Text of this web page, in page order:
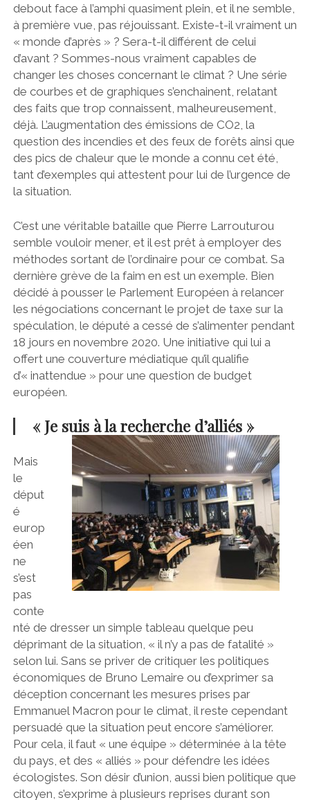
debout face à l’amphi quasiment plein, et il ne semble,
à première vue, pas réjouissant. Existe-t-il vraiment un
« monde d’après » ? Sera-t-il différent de celui
d’avant ? Sommes-nous vraiment capables de
changer les choses concernant le climat ? Une série
de courbes et de graphiques s’enchainent, relatant
des faits que trop connaissent, malheureusement,
déjà. L’augmentation des émissions de CO2, la
question des incendies et des feux de forêts ainsi que
des pics de chaleur que le monde a connu cet été,
tant d’exemples qui attestent pour lui de l’urgence de
la situation.
C’est une véritable bataille que Pierre Larrouturou
semble vouloir mener, et il est prêt à employer des
méthodes sortant de l’ordinaire pour ce combat. Sa
dernière grève de la faim en est un exemple. Bien
décidé à pousser le Parlement Européen à relancer
les négociations concernant le projet de taxe sur la
spéculation, le député a cessé de s’alimenter pendant
18 jours en novembre 2020. Une initiative qui lui a
offert une couverture médiatique qu’il qualifie
d’« inattendue » pour une question de budget
européen.
« Je suis à la recherche d’alliés »
Mais
le
déput
é
europ
éen
ne
s’est
pas
conte
nté de dresser un simple tableau quelque peu
déprimant de la situation, « il n’y a pas de fatalité »
selon lui. Sans se priver de critiquer les politiques
économiques de Bruno Lemaire ou d’exprimer sa
déception concernant les mesures prises par
Emmanuel Macron pour le climat, il reste cependant
persuadé que la situation peut encore s’améliorer.
Pour cela, il faut « une équipe » déterminée à la tête
du pays, et des « alliés » pour défendre les idées
écologistes. Son désir d’union, aussi bien politique que
citoyen, s’exprime à plusieurs reprises durant son